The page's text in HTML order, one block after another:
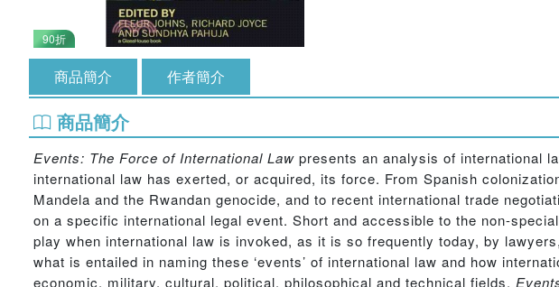
90折
商品簡介 作者簡介
商品簡介
Events: The Force of International Law presents an analysis of international
international law has exerted, or acquired, its force. From Spanish
Mandela and the Rwandan genocide, and to recent international trade
on a specific international legal event. Short and accessible to the non-
play when international law is invoked, as it is so frequently today, by
what is entailed in naming these ‘events’ of international law and how
economic, military, cultural, political, philosophical and technical fields,